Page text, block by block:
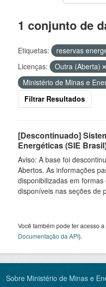
1 conjunto de
Etiquetas: reservas
Licenças:
Outra (Aberta)
Ministério de Minas e
Filtrar Resultados
[Descontinuado]
Energéticas (SIE
Aviso: A base foi
Abertos. As informações
disponibilizadas em
disponíveis nas seções de
Você também pode ter acesso
Documentação da API).
Sobre Ministério de Minas e